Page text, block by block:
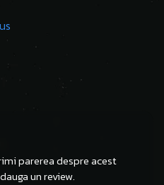
parerea despre acest
un review.